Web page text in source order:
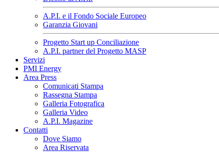
A.P.I. e il Fondo Sociale Europeo
Garanzia Giovani
Progetto Start up Conciliazione
A.P.I. partner del Progetto MASP
Servizi
PMI Energy
Area Press
Comunicati Stampa
Rassegna Stampa
Galleria Fotografica
Galleria Video
A.P.I. Magazine
Contatti
Dove Siamo
Area Riservata